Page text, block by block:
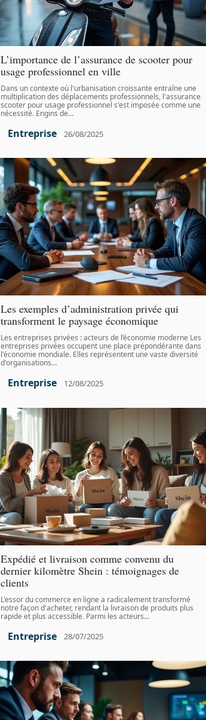
L’importance de l’assurance de scooter pour
usage professionnel en ville
Dans un contexte où l'urbanisation croissante entraîne une
multiplication des déplacements professionnels, l'assurance
scooter pour usage professionnel s'est imposée comme une
nécessité. Engins de…
Entreprise 26/08/2025
Les exemples d’administration privée qui
transforment le paysage économique
Les entreprises privées : acteurs de l’économie moderne Les
entreprises privées occupent une place prépondérante dans
l'économie mondiale. Elles représentent une vaste diversité
d'organisations…
Entreprise 12/08/2025
Expédié et livraison comme convenu du
dernier kilomètre Shein : témoignages de
clients
L'essor du commerce en ligne a radicalement transformé
notre façon d'acheter, rendant la livraison de produits plus
rapide et plus accessible. Parmi les acteurs…
Entreprise 28/07/2025